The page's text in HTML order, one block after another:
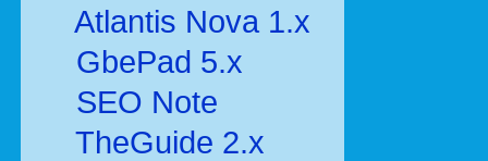
Atlantis Nova 1.x
GbePad 5.x
SEO Note
TheGuide 2.x